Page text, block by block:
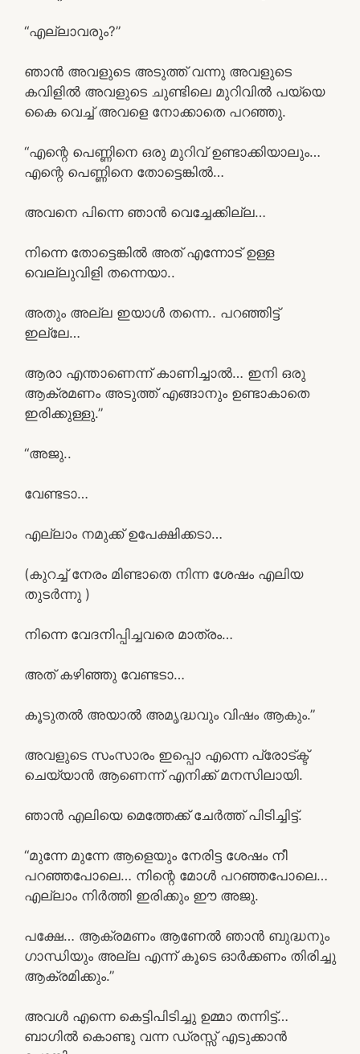
“എല്ലാവരും?”
ഞാൻ അവളുടെ അടുത്ത് വന്നു അവളുടെ
കവിളിൽ അവളുടെ ചുണ്ടിലെ മുറിവിൽ പയ്യെ
കൈ വെച്ച് അവളെ നോക്കാതെ പറഞ്ഞു.
“എന്റെ പെണ്ണിനെ ഒരു മുറിവ് ഉണ്ടാക്കിയാലും…
എന്റെ പെണ്ണിനെ തോട്ടെങ്കിൽ…
അവനെ പിന്നെ ഞാൻ വെച്ചേക്കില്ല…
നിന്നെ തോട്ടെങ്കിൽ അത് എന്നോട് ഉള്ള
വെല്ലുവിളി തന്നെയാ..
അതും അല്ല ഇയാൾ തന്നെ.. പറഞ്ഞിട്ട്
ഇല്ലേ…
ആരാ എന്താണെന്ന് കാണിച്ചാൽ… ഇനി ഒരു
ആക്രമണം അടുത്ത് എങ്ങാനും ഉണ്ടാകാതെ
ഇരിക്കുള്ളു.”
“അജു..
വേണ്ടടാ…
എല്ലാം നമുക്ക് ഉപേക്ഷിക്കടാ…
(കുറച്ച് നേരം മിണ്ടാതെ നിന്ന ശേഷം എലിയ
തുടർന്നു )
നിന്നെ വേദനിപ്പിച്ചവരെ മാത്രം…
അത് കഴിഞ്ഞു വേണ്ടടാ…
കൂടുതൽ അയാൽ അമൃദ്ധവും വിഷം ആകും.”
അവളുടെ സംസാരം ഇപ്പൊ എന്നെ പ്രോട്ക്ട്
ചെയ്യാൻ ആണെന്ന് എനിക്ക് മനസിലായി.
ഞാൻ എലിയെ മെത്തേക്ക് ചേർത്ത് പിടിച്ചിട്ട്.
“മുന്നേ മുന്നേ ആളെയും നേരിട്ട ശേഷം നീ
പറഞ്ഞപോലെ… നിന്റെ മോൾ പറഞ്ഞപോലെ…
എല്ലാം നിർത്തി ഇരിക്കും ഈ അജു.
പക്ഷേ… ആക്രമണം ആണേൽ ഞാൻ ബുദ്ധനും
ഗാന്ധിയും അല്ല എന്ന് കൂടെ ഓർക്കണം തിരിച്ചു
ആക്രമിക്കും.”
അവൾ എന്നെ കെട്ടിപിടിച്ചു ഉമ്മാ തന്നിട്ട്…
ബാഗിൽ കൊണ്ടു വന്ന ഡ്രസ്സ്‌ എടുക്കാൻ